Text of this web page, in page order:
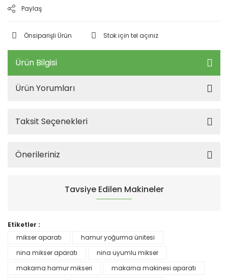
Paylaş
Önsiparişli Ürün Stok için tel açınız
Ürün Bilgisi
Ürün Yorumları
Taksit Seçenekleri
Önerileriniz
Tavsiye Edilen Makineler
Etiketler :
mikser aparatı
hamur yoğurma ünitesi
nina mikser aparatı
nina uyumlu mikser
makarna hamur mikseri
makarna makinesi aparatı